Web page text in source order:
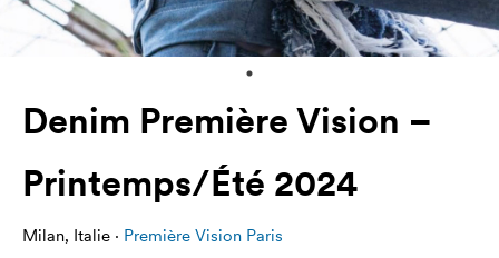
Denim Première Vision –
Printemps/Été 2024
Milan, Italie · Première Vision Paris